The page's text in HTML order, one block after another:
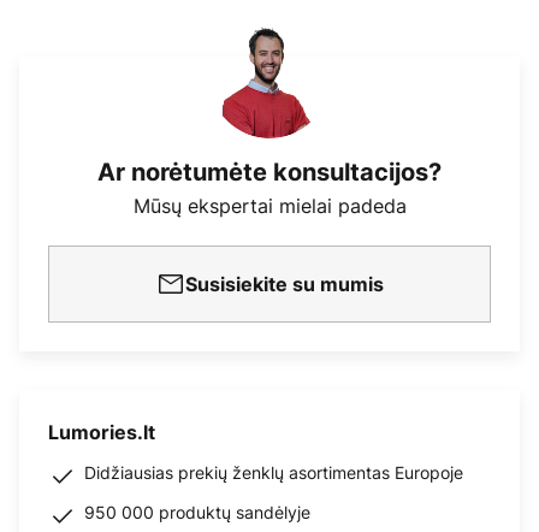
Ar norėtumėte konsultacijos?
Mūsų ekspertai mielai padeda
Susisiekite su mumis
Lumories.lt
Didžiausias prekių ženklų asortimentas Europoje
950 000 produktų sandėlyje